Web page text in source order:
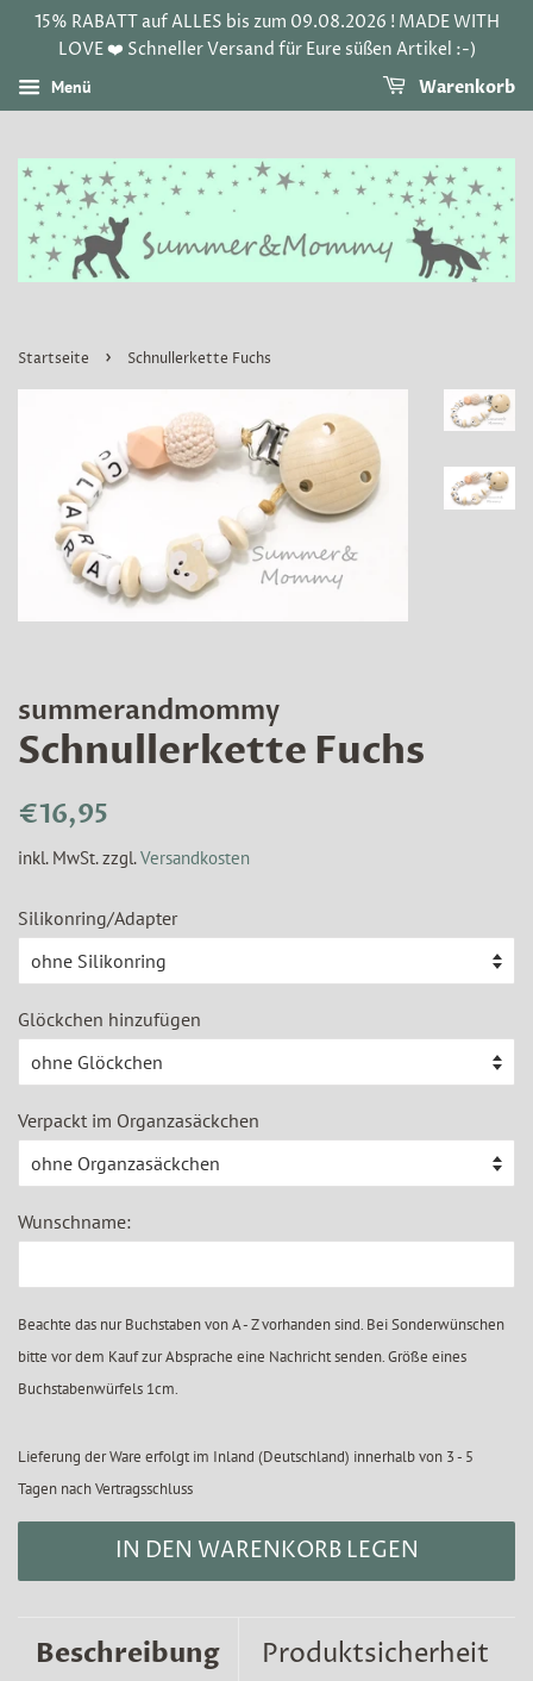
15% RABATT auf ALLES bis zum 09.08.2026 ! MADE WITH
LOVE ❤️ Schneller Versand für Eure süßen Artikel :-)
Menü Warenkorb
Startseite › Schnullerkette Fuchs
summerandmommy
Schnullerkette Fuchs
Normaler
€16,95
inkl. MwSt. zzgl.Versandkosten
Silikonring/Adapter
Glöckchen hinzufügen
Verpackt im Organzasäckchen
Wunschname:
Beachte das nur Buchstaben von A - Z vorhanden sind. Bei Sonderwünschen
bitte vor dem Kauf zur Absprache eine Nachricht senden. Größe eines
Buchstabenwürfels 1cm.
Lieferung der Ware erfolgt im Inland (Deutschland) innerhalb von 3 - 5
Tagen nach Vertragsschluss
IN DEN WARENKORB LEGEN
Beschreibung Produktsicherheit